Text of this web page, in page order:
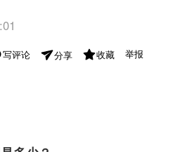
写评论 分享 收藏 举报